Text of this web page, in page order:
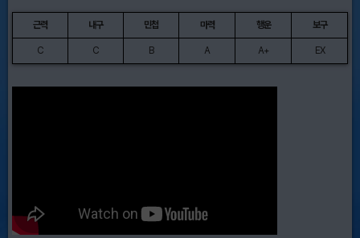
근력 내구 민첩 마력 행운 보구
C C B A A+ EX